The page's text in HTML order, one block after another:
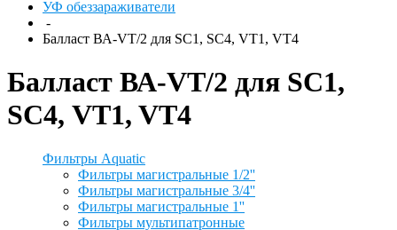
УФ обеззараживатели
-
Балласт ВА-VT/2 для SC1, SС4, VT1, VT4
Балласт ВА-VT/2 для SC1,
SС4, VT1, VT4
Фильтры Aquatic
Фильтры магистральные 1/2''
Фильтры магистральные 3/4''
Фильтры магистральные 1''
Фильтры мультипатронные